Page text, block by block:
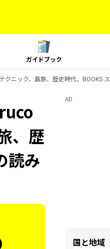
ガイドブック
ック、島旅、歴史時代、BOOKS
、歴
読み
AD
国と地域